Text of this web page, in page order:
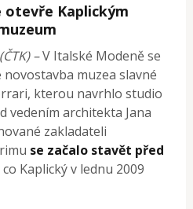
otevře Kaplickým
–V Italské Modeně se
muzea slavné
kterou navrhlo studio
vedením architekta Jana
zakladateli
se začalo stavět před
Kaplický v lednu 2009